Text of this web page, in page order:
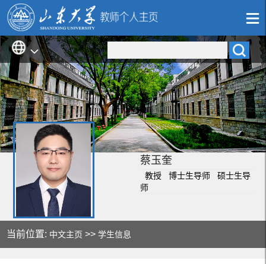
蔡玉奎
教授 博士生导师 硕士生导
师
当前位置: 中文主页 >>学生信息